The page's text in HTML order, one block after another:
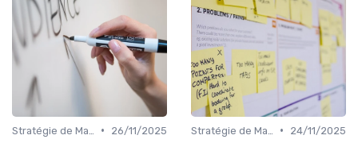
•
26/11/2025
•
24/11/2025